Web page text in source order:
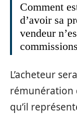
Comment
d’avoir sa
vendeur
L’acheteur
rémunération
qu’il